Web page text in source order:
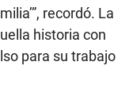
recordó. La
historia con
para su trabajo